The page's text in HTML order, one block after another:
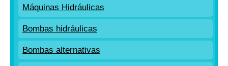
Máquinas Hidráulicas
Bombas hidráulicas
Bombas alternativas